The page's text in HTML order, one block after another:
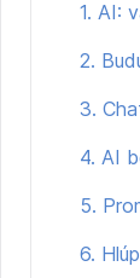
1. AI:
2.
3.
4. AI
5.
6.